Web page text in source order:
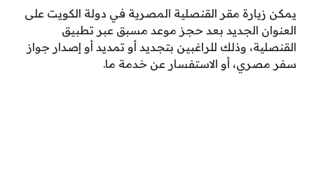
يمكن زيارة مقر القنصلية المصرية في دولة الكويت على
العنوان الجديد بعد حجز موعد مسبق عبر تطبيق
القنصلية، وذلك للراغبين بتجديد أو تمديد أو إصدار جواز
سفر مصري، أو الاستفسار عن خدمة ما.